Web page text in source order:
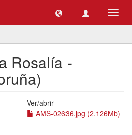
Rosalía -
Ver/abrir
AMS-02636.jpg (2.126Mb)